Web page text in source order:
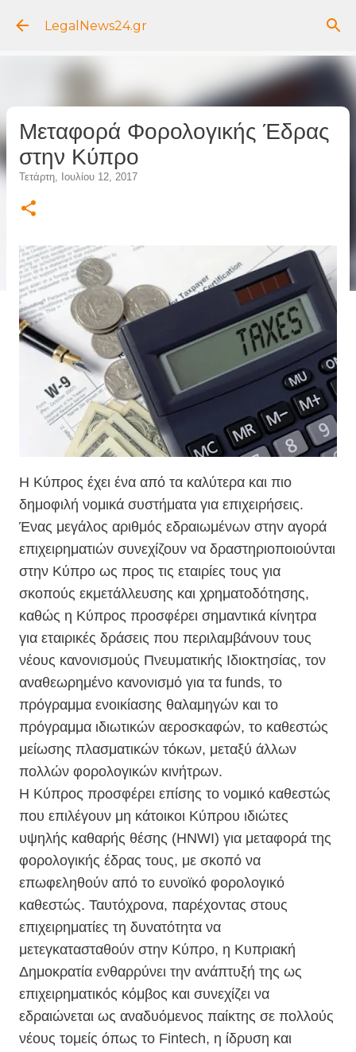
Μετάβαση στο κύριο περιεχόμενο
LegalNews24.gr
Μεταφορά Φορολογικής Έδρας
στην Κύπρο
Τετάρτη, Ιουλίου 12, 2017
Η Κύπρος έχει ένα από τα καλύτερα και πιο
δημοφιλή νομικά συστήματα για επιχειρήσεις.
Ένας μεγάλος αριθμός εδραιωμένων στην αγορά
επιχειρηματιών συνεχίζουν να δραστηριοποιούνται
στην Κύπρο ως προς τις εταιρίες τους για
σκοπούς εκμετάλλευσης και χρηματοδότησης,
καθώς η Κύπρος προσφέρει σημαντικά κίνητρα
για εταιρικές δράσεις που περιλαμβάνουν τους
νέους κανονισμούς Πνευματικής Ιδιοκτησίας, τον
αναθεωρημένο κανονισμό για τα funds, το
πρόγραμμα ενοικίασης θαλαμηγών και το
πρόγραμμα ιδιωτικών αεροσκαφών, το καθεστώς
μείωσης πλασματικών τόκων, μεταξύ άλλων
πολλών φορολογικών κινήτρων.
Η Κύπρος προσφέρει επίσης το νομικό καθεστώς
που επιλέγουν μη κάτοικοι Κύπρου ιδιώτες
υψηλής καθαρής θέσης (HNWI) για μεταφορά της
φορολογικής έδρας τους, με σκοπό να
επωφεληθούν από το ευνοϊκό φορολογικό
καθεστώς. Ταυτόχρονα, παρέχοντας στους
επιχειρηματίες τη δυνατότητα να
μετεγκατασταθούν στην Κύπρο, η Κυπριακή
Δημοκρατία ενθαρρύνει την ανάπτυξή της ως
επιχειρηματικός κόμβος και συνεχίζει να
εδραιώνεται ως αναδυόμενος παίκτης σε πολλούς
νέους τομείς όπως το Fintech, η ίδρυση και